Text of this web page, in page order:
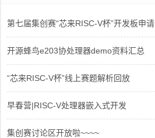
第七届集创赛“芯来RISC-V杯”开发板申请
开源蜂鸟e203协处理器demo资料汇总
“芯来RISC-V杯”线上赛题解析回放
早春营|RISC-V处理器嵌入式开发
集创赛讨论区开放啦~~~~